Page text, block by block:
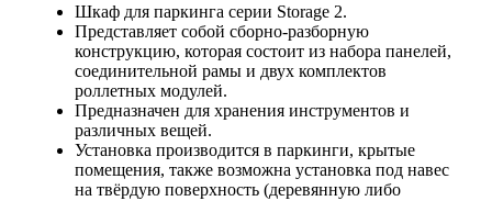
Шкаф для паркинга серии Storage 2.
Представляет собой сборно-разборную
конструкцию, которая состоит из набора панелей,
соединительной рамы и двух комплектов
роллетных модулей.
Предназначен для хранения инструментов и
различных вещей.
Установка производится в паркинги, крытые
помещения, также возможна установка под навес
на твёрдую поверхность (деревянную либо